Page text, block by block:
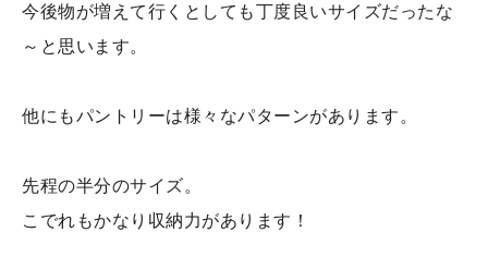
今後物が増えて行くとしても丁度良いサイズだったな
～と思います。
他にもパントリーは様々なパターンがあります。
先程の半分のサイズ。
こでれもかなり収納力があります！